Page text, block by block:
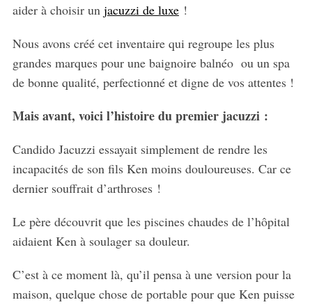
aider à choisir un jacuzzi de luxe!
Nous avons créé cet inventaire qui regroupe les plus
grandes marques pour une baignoire balnéo ou un spa
de bonne qualité, perfectionné et digne de vos attentes !
Mais avant, voici l’histoire du premier jacuzzi :
Candido Jacuzzi essayait simplement de rendre les
incapacités de son fils Ken moins douloureuses. Car ce
dernier souffrait d’arthroses !
Le père découvrit que les piscines chaudes de l’hôpital
aidaient Ken à soulager sa douleur.
C’est à ce moment là, qu’il pensa à une version pour la
maison, quelque chose de portable pour que Ken puisse